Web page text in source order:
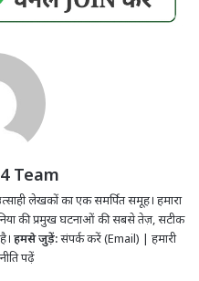
Team
लेखकों का एक समर्पित समूह। हमारा
की प्रमुख घटनाओं की सबसे तेज़, सटीक
हमसे जुड़ें:संपर्क करें (Email) | हमारी
पढ़ें